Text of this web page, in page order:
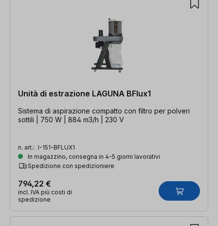
Unità di estrazione LAGUNA BFlux1
Sistema di aspirazione compatto con filtro per polveri
sottili | 750 W | 884 m3/h | 230 V
n. art.: I-151-BFLUX1
In magazzino, consegna in 4-5 giorni lavorativi
Spedizione con spedizioniere
794,22 €
incl. IVA più costi di
spedizione